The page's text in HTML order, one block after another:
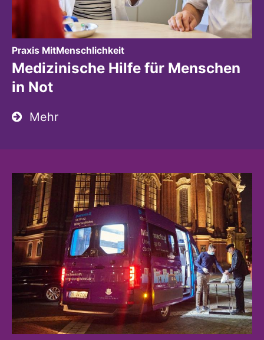
Praxis MitMenschlichkeit:
Medizinische Hilfe für Menschen
in Not
Mehr